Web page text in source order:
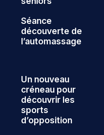
Séance
découverte de
l’automassage
Un nouveau
créneau pour
découvrir les
sports
d’opposition